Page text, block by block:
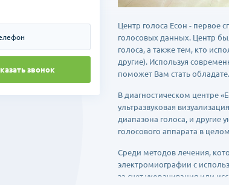
звонок
Центр голоса Есон - первое
голосовых данных. Центр
голоса, а также тем, кто
другие). Используя
поможет Вам стать
В диагностическом центре
ультразвуковая
диапазона голоса, и
голосового аппарата в
Среди методов лечения,
электромиографии с
за счет укорачивания или